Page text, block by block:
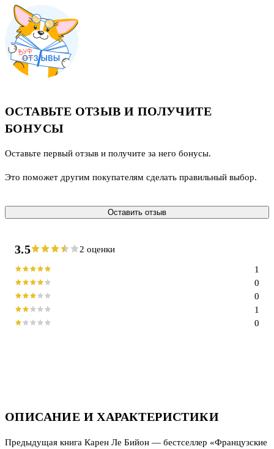
ОПИСАНИЕ И ХАРАКТЕРИСТИКИ
Предыдущая книга Карен Ле Бийон — бестселлер «Французские
ОСТАВЬТЕ ОТЗЫВ И ПОЛУЧИТЕ
БОНУСЫ
Оставьте первый отзыв и получите за него бонусы.
Это поможет другим покупателям сделать правильный выбор.
Оставить отзыв
3.5 2 оценки
0
1
0
0
1